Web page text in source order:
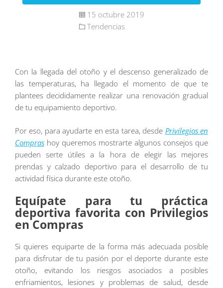
15 octubre 2019
Tendencias
Con la llegada del otoño y el descenso generalizado de
las temperaturas, ha llegado el momento de que te
plantees decididamente realizar una renovación gradual
de tu equipamiento deportivo.
Por eso, para ayudarte en esta tarea, desde Privilegios en
Compras hoy queremos mostrarte algunos consejos que
pueden serte útiles a la hora de elegir las mejores
prendas y calzado deportivo para el desarrollo de tu
actividad física durante este otoño.
Equípate para tu práctica
deportiva favorita con Privilegios
en Compras
Si quieres equiparte de la forma más adecuada posible
para disfrutar de tu pasión por el deporte durante este
otoño, evitando los riesgos asociados a posibles
enfriamientos, lesiones y problemas de salud, desde